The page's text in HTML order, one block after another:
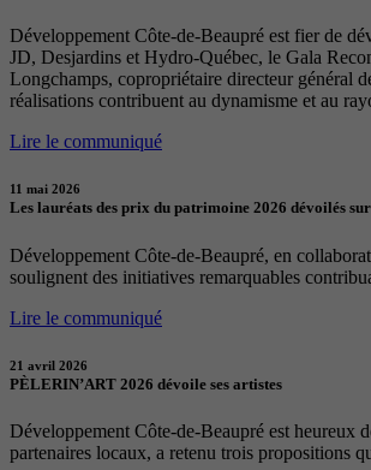
Développement Côte-de-Beaupré est fier de
JD, Desjardins et Hydro-Québec, le Gala
Longchamps, copropriétaire directeur général
réalisations contribuent au dynamisme et au
Lire le communiqué
11 mai 2026
Les lauréats des prix du patrimoine 2026 dévoilés
Développement Côte-de-Beaupré, en
soulignent des initiatives remarquables
Lire le communiqué
21 avril 2026
PÈLERIN’ART 2026 dévoile ses artistes
Développement Côte-de-Beaupré est heureux
partenaires locaux, a retenu trois propositions